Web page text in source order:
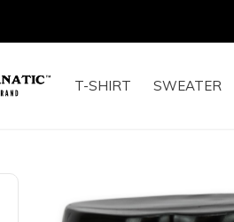
T-SHIRT SWEATER